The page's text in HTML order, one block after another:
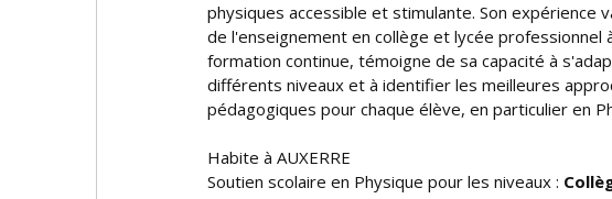
physiques accessible et stimulante. Son expérience
de l'enseignement en collège et lycée professionnel
formation continue, témoigne de sa capacité à
différents niveaux et à identifier les meilleures
pédagogiques pour chaque élève, en particulier en
Habite à AUXERRE
Soutien scolaire en Physique pour les niveaux :